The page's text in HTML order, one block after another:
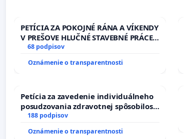
PETÍCIA ZA POKOJNÉ RÁNA A VÍKENDY
V PREŠOVE HLUČNÉ STAVEBNÉ PRÁCE
V SOBOTU LEN OD 9.00 DO 13.00
HOD., CEZ PRACOVNÝ TÝŽDEŇ CIEĽ
8.00 – 18.00 HOD. A PRAVIDELNÁ
68 podpisov
Oznámenie o transparentnosti
Petícia za zavedenie individuálneho
posudzovania zdravotnej spôsobilosti
osôb s diabetom 1. a 2. typu pri
prijímaní do Policajného zboru SR
188 podpisov
Oznámenie o transparentnosti